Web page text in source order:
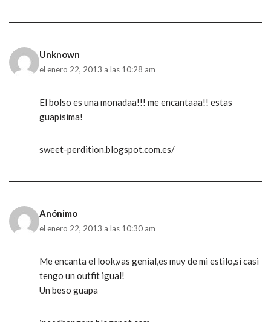
Unknown
el enero 22, 2013 a las 10:28 am
El bolso es una monadaa!!! me encantaaa!! estas
guapisima!
sweet-perdition.blogspot.com.es/
Anónimo
el enero 22, 2013 a las 10:30 am
Me encanta el look,vas genial,es muy de mi estilo,si casi
tengo un outfit igual!
Un beso guapa